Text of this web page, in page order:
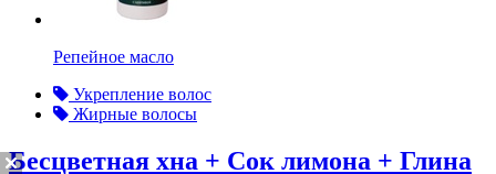
Репейное масло
Укрепление волос
Жирные волосы
Бесцветная хна + Сок лимона + Глина